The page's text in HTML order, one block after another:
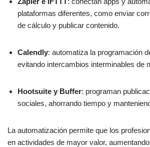
plataformas diferentes, como enviar
de cálculo y publicar contenido.
Calendly: automatiza la programación
evitando intercambios interminables de
Hootsuite y Buffer: programan
sociales, ahorrando tiempo y
La automatización permite que los
en actividades de mayor valor,